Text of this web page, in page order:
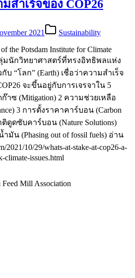
สำเร็จของ COP26
2021
Sustainability
the Potsdam Institute for Climate
ลุ่มนักวิทยาศาสตร์ที่ทรงอิทธิพลแห่ง
บ “โลก” (Earth) เชื่อว่าความสำเร็จ
จะขึ้นอยู่กับการเจรจาใน 5
าซ (Mitigation) 2 ความช่วยเหลือ
3 การตั้งราคาคาร์บอน (Carbon
ดูดซับคาร์บอน (Nature Solutions)
มัน (Phasing out of fossil fuels) อ่าน
2021/10/29/whats-at-stake-at-cop26-a-
climate-issues.html
Mill Association